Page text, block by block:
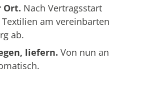
Ort. Nach Vertragsstart
am vereinbarten
ab.
liefern. Von nun an